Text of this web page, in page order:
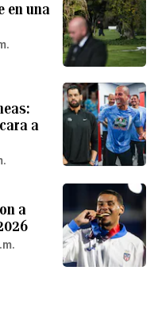
en una
a
a